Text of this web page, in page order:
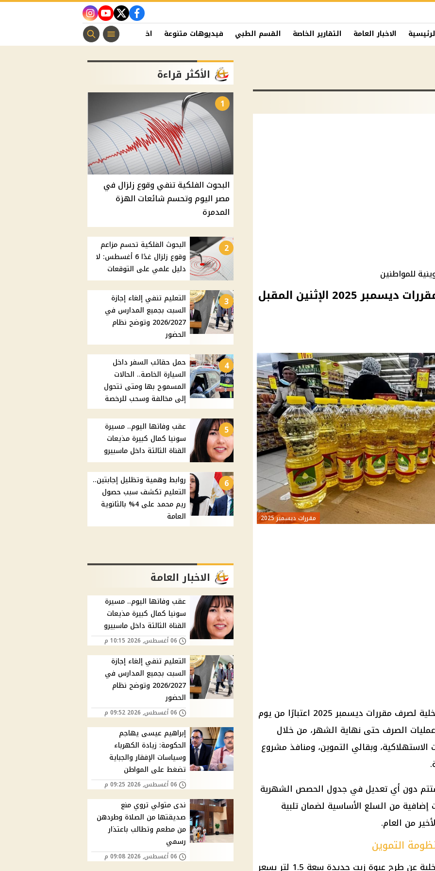
facebook
twitter
youtube
instagram
الاخبار العامة التقارير الخاصة القسم الطبي فيديوهات متنوعة اخبار الفن منوعات مسيحية
للمواطنين
وزارة التموين تبدأ صرف مقررات ديسمبر 2025 الإثنين المقبل
مقررات ديسمبر 2025
تستعد وزارة التموين والتجارة الداخلية لصرف مقررات ديسمبر 2025 اعتبارًا من يوم
عمليات الصرف حتى نهاية الشهر، من خلال
الاستهلاكية، وبقالي التموين، ومنافذ مشروع
دون أي تعديل في جدول الحصص الشهرية
إضافية من السلع الأساسية لضمان تلبية
من العام.
التموين
وأعلنت وزارة التموين والتجارة الداخلية عن طرح عبوة زيت جديدة سعة 1.5 لتر بسعر
الأكثر قراءة
1
البحوث الفلكية تنفي وقوع زلزال في
مصر اليوم وتحسم شائعات الهزة
المدمرة
2
البحوث الفلكية تحسم مزاعم
وقوع زلزال غدًا 6 أغسطس: لا
دليل علمي على التوقعات
3
التعليم تنفي إلغاء إجازة
السبت بجميع المدارس في
2026/2027 وتوضح نظام
الحضور
4
حمل حقائب السفر داخل
السيارة الخاصة.. الحالات
المسموح بها ومتى تتحول
إلى مخالفة وسحب للرخصة
5
عقب وفاتها اليوم.. مسيرة
سونيا كمال كبيرة مذيعات
القناة الثالثة داخل ماسبيرو
6
روابط وهمية وتظليل إجابتين..
التعليم تكشف سبب حصول
ريم محمد على 4% بالثانوية
العامة
الاخبار العامة
عقب وفاتها اليوم.. مسيرة
سونيا كمال كبيرة مذيعات
القناة الثالثة داخل ماسبيرو
06 أغسطس, 2026 10:15 م
التعليم تنفي إلغاء إجازة
السبت بجميع المدارس في
2026/2027 وتوضح نظام
الحضور
06 أغسطس, 2026 09:52 م
إبراهيم عيسى يهاجم
الحكومة: زيادة الكهرباء
وسياسات الإفقار والجباية
تضغط على المواطن
06 أغسطس, 2026 09:25 م
ندى متولي تروي منع
صديقتها من الصلاة وطردهن
من مطعم وتطالب باعتذار
رسمي
06 أغسطس, 2026 09:08 م